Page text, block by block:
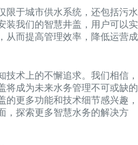
限于城市供水系统，还包括污水
装我们的智慧井盖，用户可以实
从而提高管理效率，降低运营成
技术上的不懈追求。我们相信，
将成为未来水务管理不可或缺的
的更多功能和技术细节感兴趣，
，探索更多智慧水务的解决方